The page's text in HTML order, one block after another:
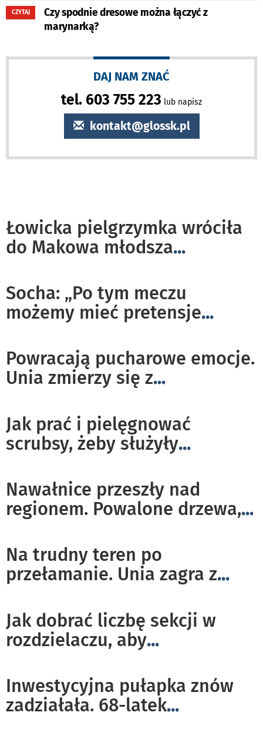
CZYTAJ
Czy spodnie dresowe można łączyć z
marynarką?
DAJ NAM ZNAĆ
tel. 603 755 223 lub napisz
kontakt@glossk.pl
Łowicka pielgrzymka wróciła
do Makowa młodsza...
Socha: „Po tym meczu
możemy mieć pretensje...
Powracają pucharowe emocje.
Unia zmierzy się z...
Jak prać i pielęgnować
scrubsy, żeby służyły...
Nawałnice przeszły nad
regionem. Powalone drzewa,...
Na trudny teren po
przełamanie. Unia zagra z...
Jak dobrać liczbę sekcji w
rozdzielaczu, aby...
Inwestycyjna pułapka znów
zadziałała. 68-latek...